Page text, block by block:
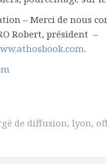
– Merci de nous
Robert, président –
.
de diffusion, lyon,